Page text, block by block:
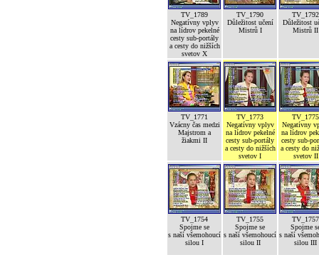
TV_1789
Negatívny vplyv
na lídrov pekelné
cesty sub-portály
a cesty do nižších
svetov X
TV_1790
Důležitost učení
Mistrů I
TV_1792
Důležitost
Mistrů II
TV_1771
Vzácny čas medzi
Majstrom a
žiakmi II
TV_1773
Negatívny vplyv
na lídrov pekelné
cesty sub-portály
a cesty do nižších
svetov I
TV_1775
Negatívny
na lídrov
cesty sub-
a cesty do
svetov II
TV_1754
Spojme se
s naší všemohoucí
silou I
TV_1755
Spojme se
s naší všemohoucí
silou II
TV_1757
Spojme
s naší
silou III